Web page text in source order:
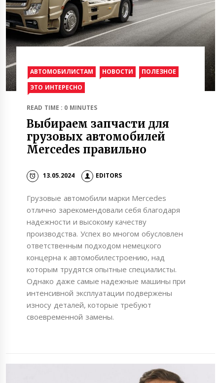
АВТОМОБИЛИСТАМ НОВОСТИ
ПОЛЕЗНОЕ
ЭТО ИНТЕРЕСНО
READ TIME : 0 MINUTES
Выбираем запчасти для
грузовых автомобилей
Mercedes правильно
13.05.2024 EDITORS
Грузовые автомобили марки Mercedes
отлично зарекомендовали себя благодаря
надежности и высокому качеству
производства. Успех во многом обусловлен
ответственным подходом немецкого
концерна к автомобилестроению, над
которым трудятся опытные специалисты.
Однако даже самые надежные машины при
интенсивной эксплуатации подвержены
износу деталей, которые требуют
своевременной замены.